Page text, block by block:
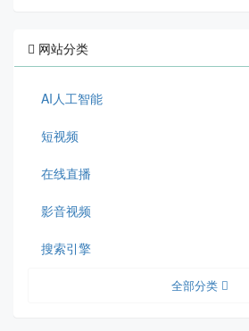
网站分类
AI人工智能
短视频
在线直播
影音视频
搜索引擎
全部分类